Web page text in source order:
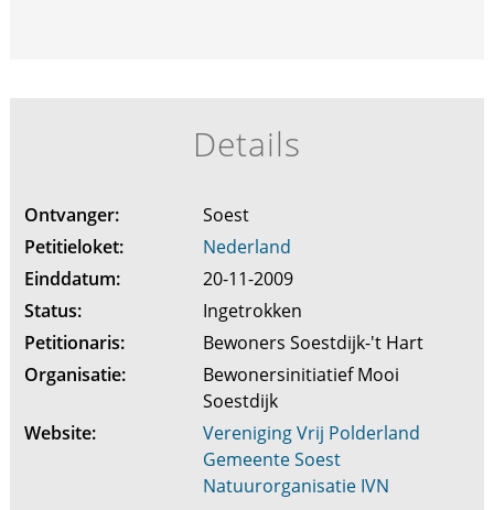
Details
Ontvanger:
Soest
Petitieloket:
Nederland
Einddatum:
20-11-2009
Status:
Ingetrokken
Petitionaris:
Bewoners Soestdijk-'t Hart
Organisatie:
Bewonersinitiatief Mooi
Soestdijk
Website:
Vereniging Vrij Polderland
Gemeente Soest
Natuurorganisatie IVN